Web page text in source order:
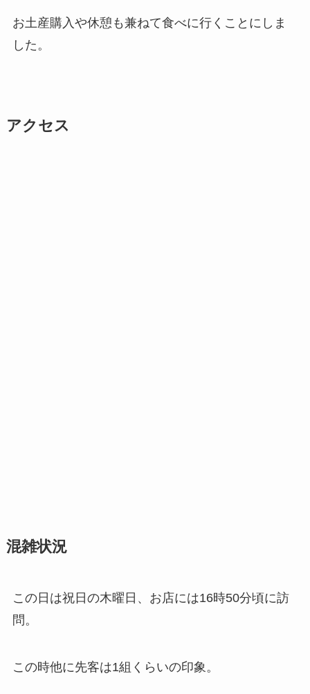
お土産購入や休憩も兼ねて食べに行くことにしま
した。
アクセス
混雑状況
この日は祝日の木曜日、お店には16時50分頃に訪
問。
この時他に先客は1組くらいの印象。